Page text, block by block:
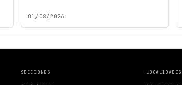
01/08/2026
SECCIONES LOCALIDADES